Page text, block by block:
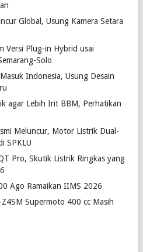
Global, Usung Kamera Setara
Versi Plug-in Hybrid usai
Solo
Indonesia, Usung Desain
agar Lebih Irit BBM, Perhatikan
Meluncur, Motor Listrik Dual-
SPKLU
Pro, Skutik Listrik Ringkas yang
Ago Ramaikan IIMS 2026
Supermoto 400 cc Masih